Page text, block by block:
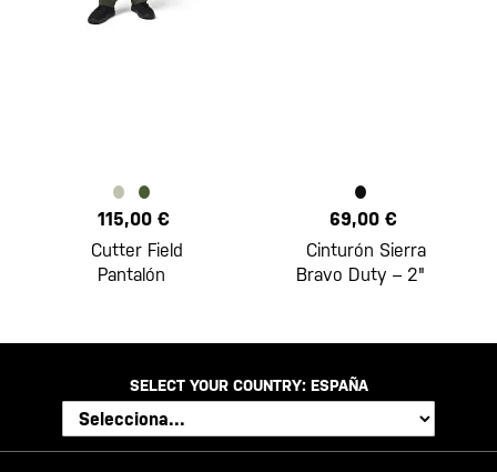
115,00 €
Cutter Field
Pantalón
69,00 €
Cinturón Sierra
Bravo Duty – 2"
SELECT YOUR COUNTRY: ESPAÑA